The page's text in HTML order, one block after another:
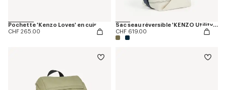
Pochette 'Kenzo Loves' en cuir
CHF 265.00
Sac seau réversible 'KENZO Utility' en toile et cuir
CHF 619.00